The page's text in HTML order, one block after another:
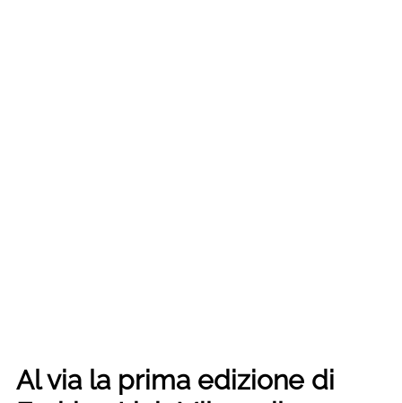
Al via la prima edizione di